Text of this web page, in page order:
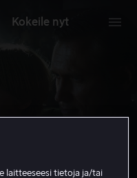
Kokeile nyt
laitteeseesi tietoja ja/tai